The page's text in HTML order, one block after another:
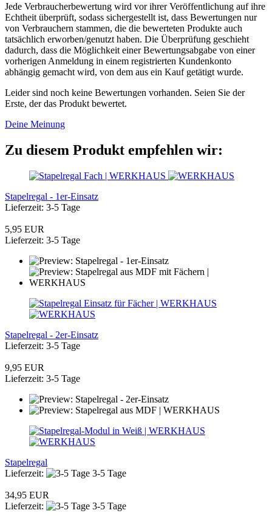
Jede Verbraucherbewertung wird vor ihrer Veröffentlichung auf ihre
Echtheit überprüft, sodass sichergestellt ist, dass Bewertungen nur
von Verbrauchern stammen, die die bewerteten Produkte auch
tatsächlich erworben/genutzt haben. Die Überprüfung geschieht
dadurch, dass die Möglichkeit einer Bewertungsabgabe von einer
vorherigen Anmeldung in einem registrierten Kundenkonto
abhängig gemacht wird, von dem aus ein Kauf getätigt wurde.
Leider sind noch keine Bewertungen vorhanden. Seien Sie der
Erste, der das Produkt bewertet.
Deine Meinung
Zu diesem Produkt empfehlen wir:
Stapelregal - 1er-Einsatz
Lieferzeit: 3-5 Tage
5,95 EUR
Lieferzeit: 3-5 Tage
Stapelregal - 2er-Einsatz
Lieferzeit: 3-5 Tage
9,95 EUR
Lieferzeit: 3-5 Tage
Stapelregal
Lieferzeit:
3-5 Tage
34,95 EUR
Lieferzeit:
3-5 Tage